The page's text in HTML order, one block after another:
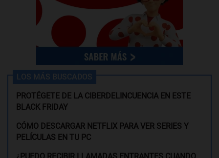
LOS MÁS BUSCADOS
PROTÉGETE DE LA CIBERDELINCUENCIA EN ESTE
BLACK FRIDAY
CÓMO DESCARGAR NETFLIX PARA VER SERIES Y
PELÍCULAS EN TU PC